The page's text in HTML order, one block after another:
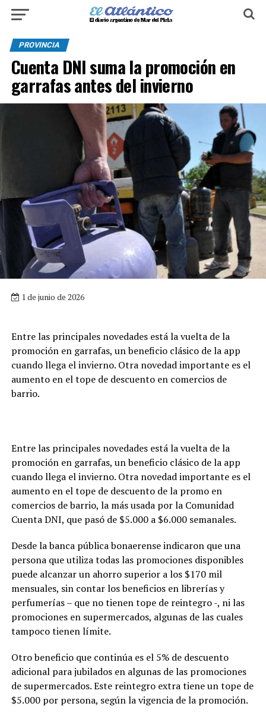
PROVINCIA
Cuenta DNI suma la promoción en
garrafas antes del invierno
1 de junio de 2026
Entre las principales novedades está la vuelta de la
promoción en garrafas, un beneficio clásico de la app
cuando llega el invierno. Otra novedad importante es el
aumento en el tope de descuento en comercios de
barrio.
Entre las principales novedades está la vuelta de la
promoción en garrafas, un beneficio clásico de la app
cuando llega el invierno. Otra novedad importante es el
aumento en el tope de descuento de la promo en
comercios de barrio, la más usada por la Comunidad
Cuenta DNI, que pasó de $5.000 a $6.000 semanales.
Desde la banca pública bonaerense indicaron que una
persona que utiliza todas las promociones disponibles
puede alcanzar un ahorro superior a los $170 mil
mensuales, sin contar los beneficios en librerías y
perfumerías – que no tienen tope de reintegro -, ni las
promociones en supermercados, algunas de las cuales
tampoco tienen límite.
Otro beneficio que continúa es el 5% de descuento
adicional para jubilados en algunas de las promociones
de supermercados. Este reintegro extra tiene un tope de
$5.000 por persona, según la vigencia de la promoción.